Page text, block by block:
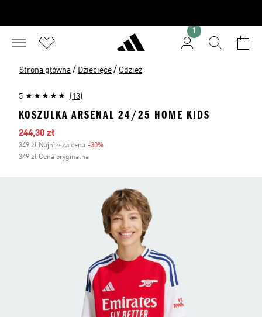
Strona główna / Dziecięce / Odzież
5 (13)
KOSZULKA ARSENAL 24/25 HOME KIDS
Ceny na wyprzedaży
244,30 zł
349 zł Najniższa cena -30%
349 zł Cena oryginalna